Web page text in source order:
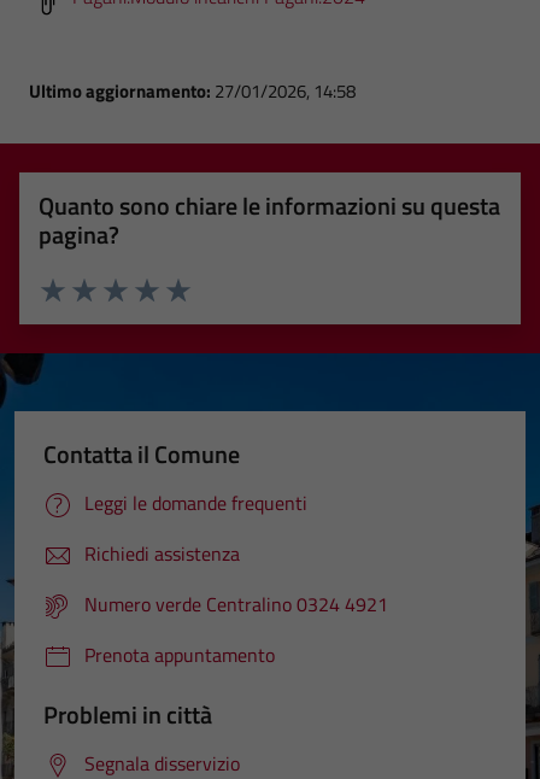
Ultimo aggiornamento: 27/01/2026, 14:58
Quanto sono chiare le informazioni su questa
pagina?
Valuta 5 stelle su 5
Valuta 4 stelle su 5
Valuta 3 stelle su 5
Valuta 2 stelle su 5
Valuta 1 stelle su 5
Contatta il Comune
Leggi le domande frequenti
Richiedi assistenza
Numero verde Centralino 0324 4921
Prenota appuntamento
Problemi in città
Segnala disservizio